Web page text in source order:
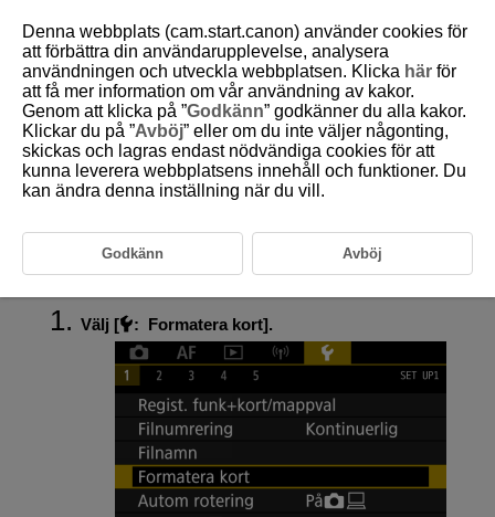
D095-170
Formatera
Om kortet är nytt eller tidigare har formaterats (initierats) med en annan
Var försiktig
Välj [ : Formatera kort].
Denna webbplats (cam.start.canon) använder cookies för
att förbättra din användarupplevelse, analysera
användningen och utveckla webbplatsen. Klicka här för
att få mer information om vår användning av kakor.
Genom att klicka på ”Godkänn” godkänner du alla kakor.
Klickar du på ”Avböj” eller om du inte väljer någonting,
skickas och lagras endast nödvändiga cookies för att
kunna leverera webbplatsens innehåll och funktioner. Du
kan ändra denna inställning när du vill.
Godkänn Avböj